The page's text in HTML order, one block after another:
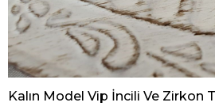
Kalın Model Vip İncili Ve Zirkon